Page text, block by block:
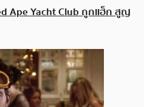
Ape Yacht Club ถูกแฮ็ก สูญ